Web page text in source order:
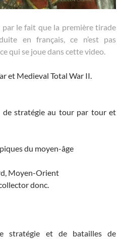
par le fait que la première tirade
en français, ce n’est pas
qui se joue dans cette video.
et Medieval Total War II.
de stratégie au tour par tour et
du moyen-âge
Moyen-Orient
donc.
stratégie et de batailles de